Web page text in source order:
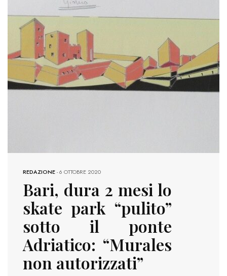
REDAZIONE-6 OTTOBRE 2020
Bari, dura 2 mesi lo
skate park “pulito”
sotto il ponte
Adriatico: “Murales
non autorizzati”